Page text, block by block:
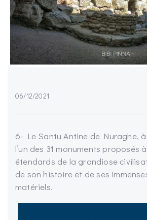
06/12/2021
6- Le Santu Antine de Nuraghe,
l’un des 31 monuments proposés
étendards de la grandiose
de son histoire et de ses
matériels.